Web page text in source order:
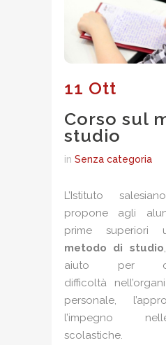
11 Ott
Corso sul
studio
in Senza categoria
L’Istituto
propone agli
prime superiori
metodo di studio
aiuto per
difficoltà
personale,
l’impegno
scolastiche.